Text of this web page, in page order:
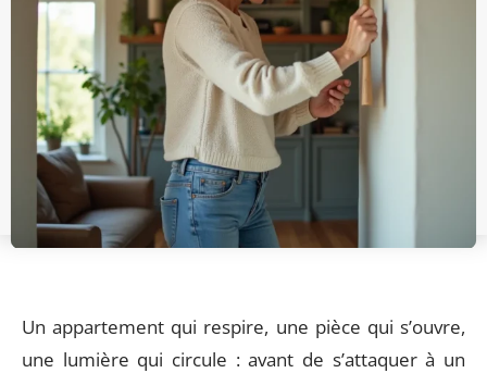
Un appartement qui respire, une pièce qui s’ouvre,
une lumière qui circule : avant de s’attaquer à un